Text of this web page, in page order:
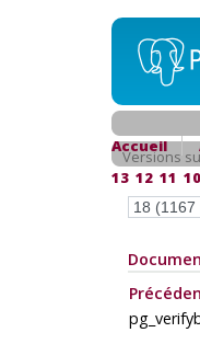
Accueil
Versions
13 12 11 10